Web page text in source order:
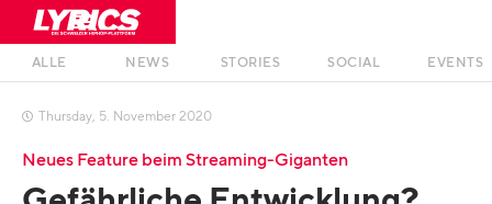
ALLE NEWS STORIES SOCIAL EVENTS
 Thursday, 5. November 2020
Neues Feature beim Streaming-Giganten